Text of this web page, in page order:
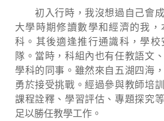
初入行時，我沒想過自己會成
大學時期修讀數學和經濟的我
科。其後適逢推行通識科，學
隊。當時，科組內也有任教語文
學科的同事。雖然來自五湖四海
勇於接受挑戰。經過參與教師培
課程詮釋、學習評估、專題探究
足以勝任教學工作。